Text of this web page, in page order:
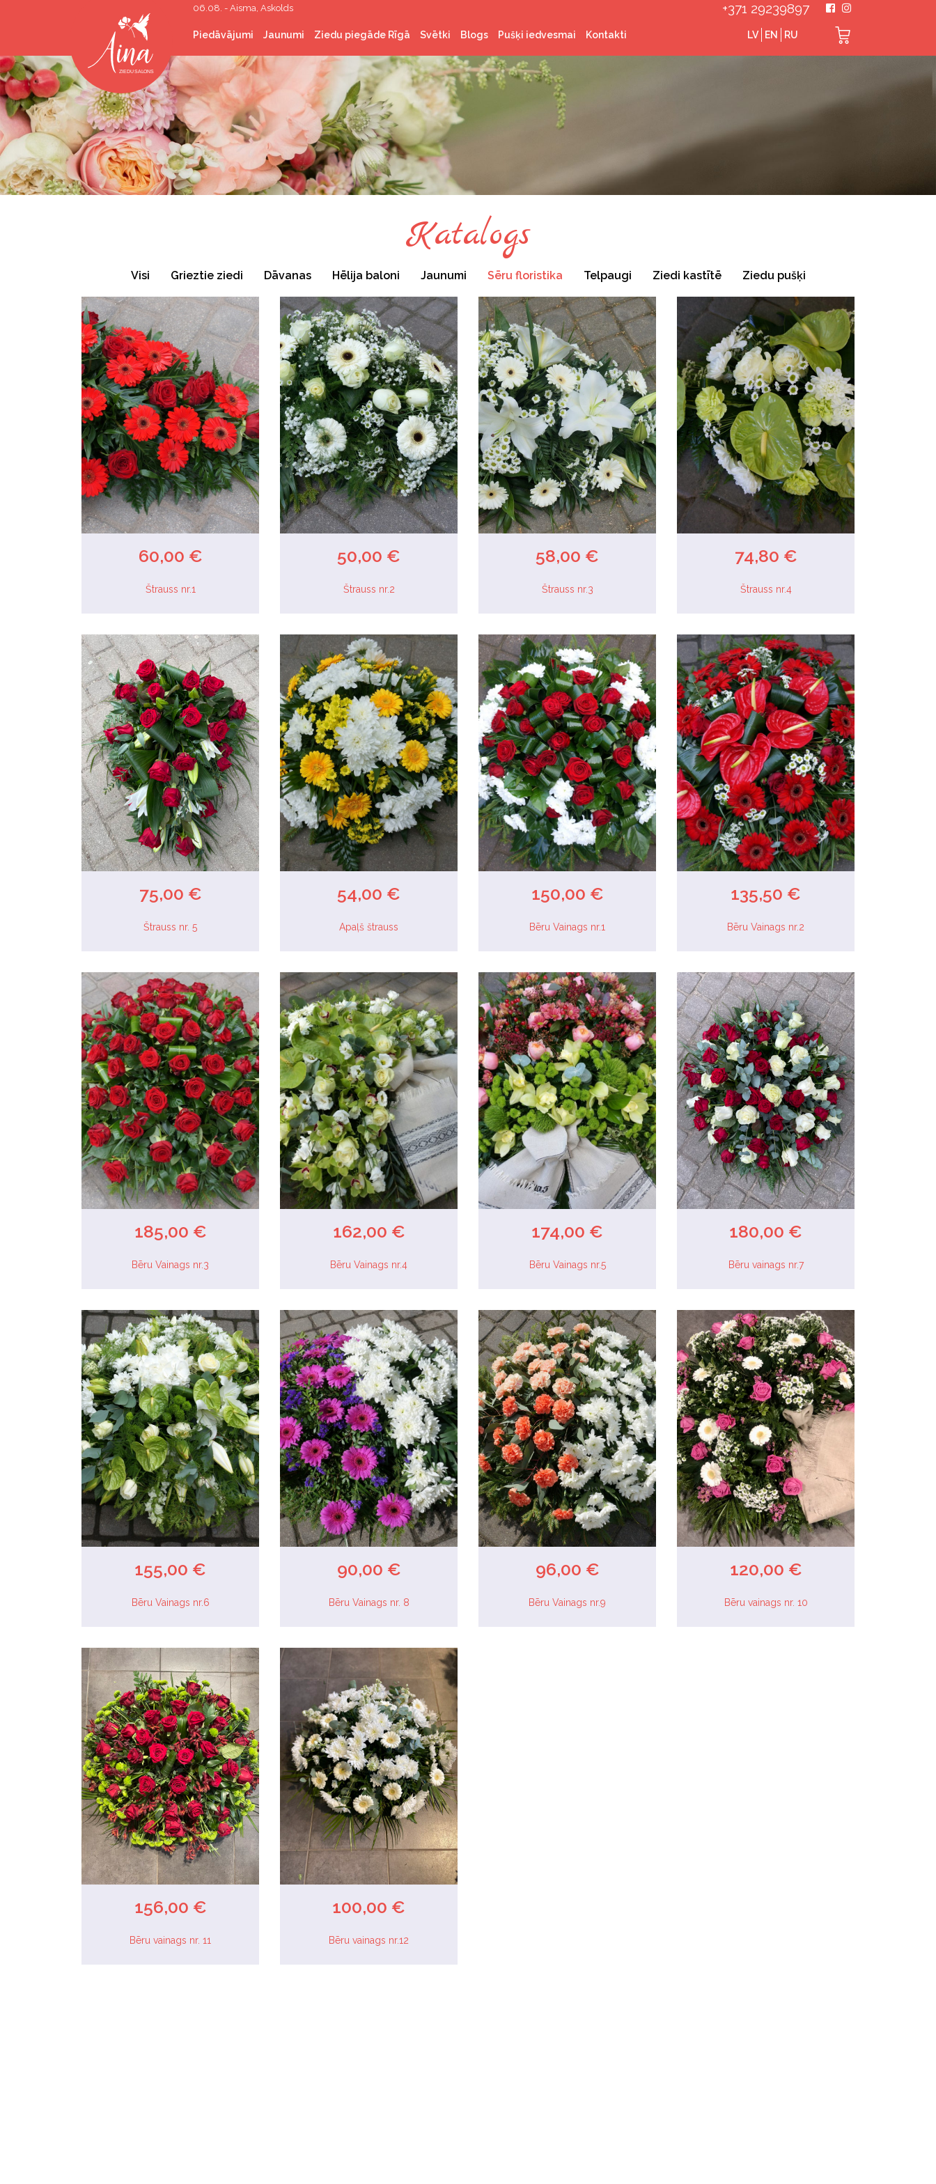
06.08. - Aisma, Askolds
LV EN RU
Piedāvājumi
Grieztie ziedi
Ziedu pušķi
Ziedi kastītē
Kāzu floristika
Sēru floristika
Telpaugi
Telpu apzaļumošana
Dāvanas
Spāru svētku vainagi
Jaunumi Ziedu piegāde Rīgā Svētki
Latvijas valsts svētki
Ziemassvētki
Valentīndiena
Lieldienas
Līgo svētki
Blogs Pušķi iedvesmai Kontakti
+371 29239897
Katalogs
Visi Grieztie ziedi Dāvanas Hēlija baloni Jaunumi Sēru floristika Telpaugi Ziedi kastītē Ziedu pušķi
60,00 €
Štrauss nr.1
50,00 €
Štrauss nr.2
58,00 €
Štrauss nr.3
74,80 €
Štrauss nr.4
75,00 €
Štrauss nr. 5
54,00 €
Apaļš štrauss
150,00 €
Bēru Vainags nr.1
135,50 €
Bēru Vainags nr.2
185,00 €
Bēru Vainags nr.3
162,00 €
Bēru Vainags nr.4
174,00 €
Bēru Vainags nr.5
180,00 €
Bēru vainags nr.7
155,00 €
Bēru Vainags nr.6
90,00 €
Bēru Vainags nr. 8
96,00 €
Bēru Vainags nr.9
120,00 €
Bēru vainags nr. 10
156,00 €
Bēru vainags nr. 11
100,00 €
Bēru vainags nr.12